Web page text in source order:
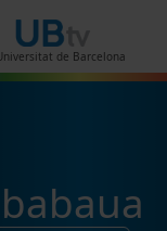
de Barcelona